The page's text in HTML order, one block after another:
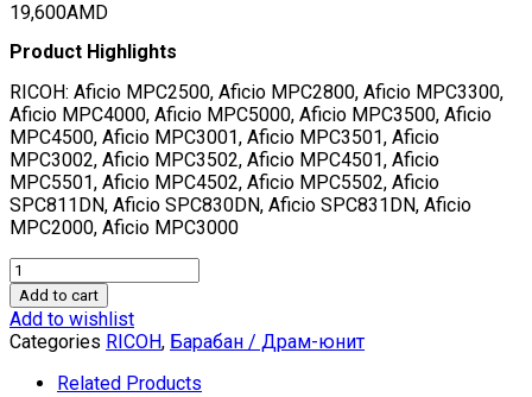
19,600AMD
Product Highlights
RICOH: Aficio MPC2500, Aficio MPC2800, Aficio MPC3300,
Aficio MPC4000, Aficio MPC5000, Aficio MPC3500, Aficio
MPC4500, Aficio MPC3001, Aficio MPC3501, Aficio
MPC3002, Aficio MPC3502, Aficio MPC4501, Aficio
MPC5501, Aficio MPC4502, Aficio MPC5502, Aficio
SPC811DN, Aficio SPC830DN, Aficio SPC831DN, Aficio
MPC2000, Aficio MPC3000
Барабан
(Япония)
для
RICOH
Aficio
MPC2500/MPC2800/MPC3300/MPC4000/MPC5000/
Add to cart
Add to wishlist
Categories RICOH, Барабан / Драм-юнит
Related Products